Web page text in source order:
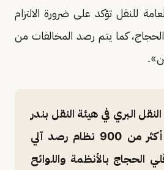
للنقل تؤكد على ضرورة الالتزام
كما يتم رصد المخالفات من
البري في هيئة النقل بندر
بن دخيل: وفرنا أكثر من 900 نظام رصد آلي
الحجاج بالأنظمة واللوائح